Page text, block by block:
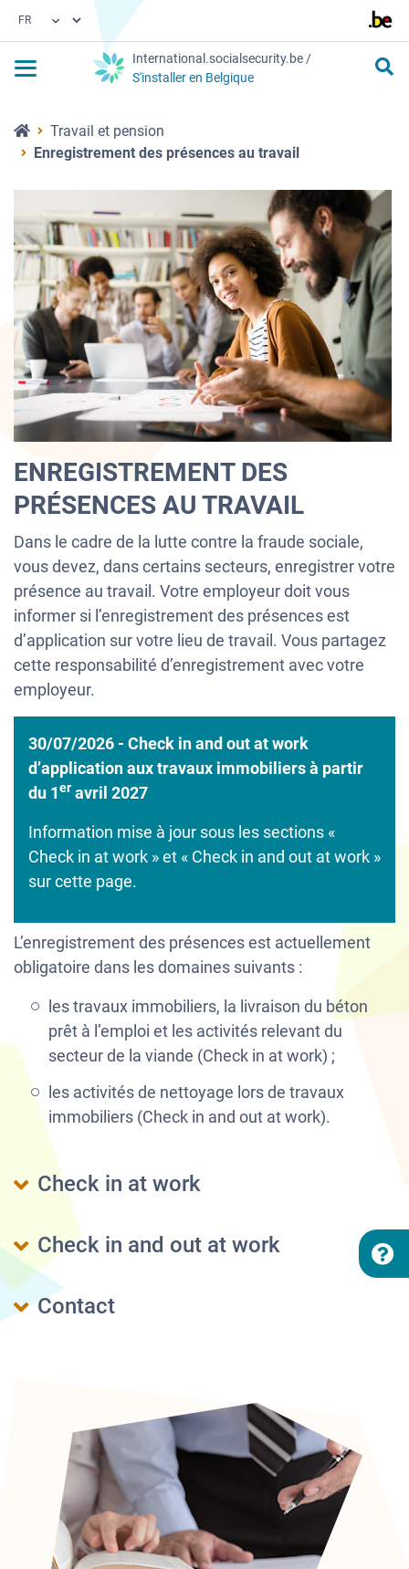
language.switch
International.socialsecurity.be/
S'installer en Belgique
Site web
Travail et pension
Enregistrement des présences au travail
ENREGISTREMENT DES
PRÉSENCES AU TRAVAIL
Dans le cadre de la lutte contre la fraude sociale,
vous devez, dans certains secteurs, enregistrer votre
présence au travail. Votre employeur doit vous
informer si l’enregistrement des présences est
d’application sur votre lieu de travail. Vous partagez
cette responsabilité d’enregistrement avec votre
employeur.
30/07/2026 - Check in and out at work
d’application aux travaux immobiliers à partir
du 1er avril 2027
Information mise à jour sous les sections «
Check in at work » et « Check in and out at work »
sur cette page.
L’enregistrement des présences est actuellement
obligatoire dans les domaines suivants :
les travaux immobiliers, la livraison du béton
prêt à l’emploi et les activités relevant du
secteur de la viande (Check in at work) ;
les activités de nettoyage lors de travaux
immobiliers (Check in and out at work).
Check in at work
Check in and out at work
Contact